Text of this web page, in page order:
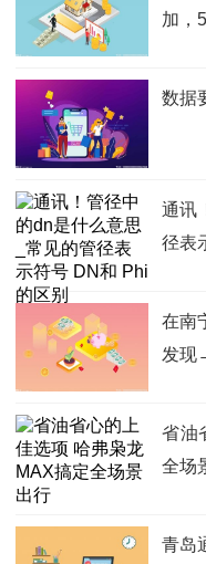
加，
数据
通讯
径表
在南
发现
省油
全场
青岛